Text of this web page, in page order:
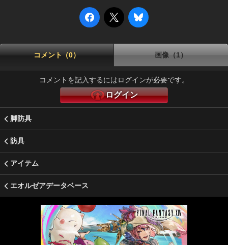
コメント（0） 画像（1）
コメントを記入するにはログインが必要です。
ログイン
脚防具
防具
アイテム
エオルゼアデータベース